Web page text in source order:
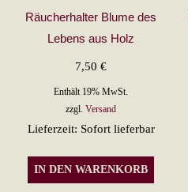
Räucherhalter Blume des
Lebens aus Holz
7,50€
Enthält 19% MwSt.
zzgl.Versand
Lieferzeit: Sofort lieferbar
IN DEN WARENKORB